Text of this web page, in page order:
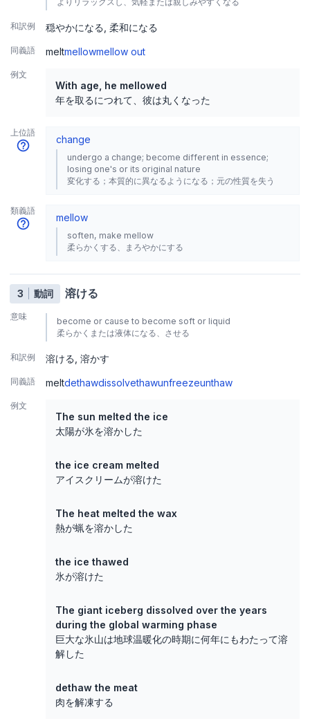
和訳例 穏やかになる 柔和になる
同義語 meltmellowmellow out
例文
With age, he mellowed
年を取るにつれて、彼は丸くなった
上位語
change
undergo a change; become different in essence;
losing one's or its original nature
変化する；本質的に異なるようになる；元の性質を失う
類義語
mellow
soften, make mellow
柔らかくする、まろやかにする
3 動詞 溶ける
意味
become or cause to become soft or liquid
柔らかくまたは液体になる、させる
和訳例 溶ける 溶かす
同義語 meltdethawdissolvethawunfreezeunthaw
例文
The sun melted the ice
太陽が氷を溶かした
the ice cream melted
アイスクリームが溶けた
The heat melted the wax
熱が蝋を溶かした
the ice thawed
氷が溶けた
The giant iceberg dissolved over the years
during the global warming phase
巨大な氷山は地球温暖化の時期に何年にもわたって溶
解した
dethaw the meat
肉を解凍する